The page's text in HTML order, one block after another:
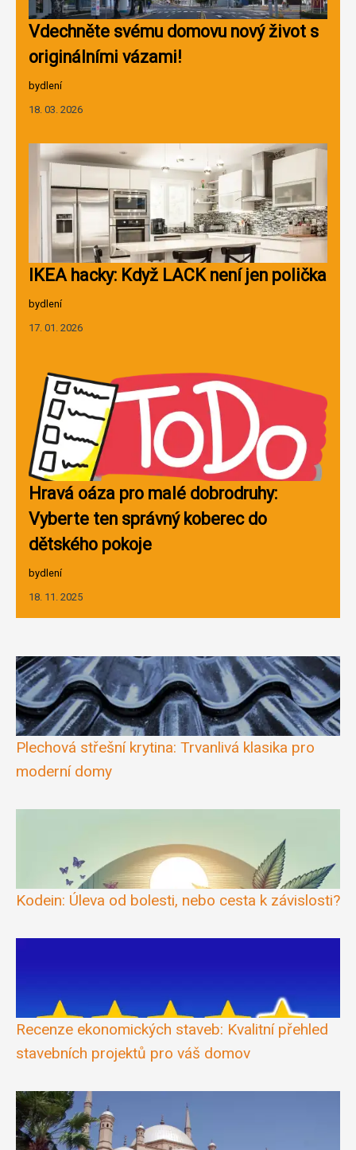
Vdechněte svému domovu nový život s
originálními vázami!
bydlení
18. 03. 2026
IKEA hacky: Když LACK není jen polička
bydlení
17. 01. 2026
Hravá oáza pro malé dobrodruhy:
Vyberte ten správný koberec do
dětského pokoje
bydlení
18. 11. 2025
Plechová střešní krytina: Trvanlivá klasika pro
moderní domy
Kodein: Úleva od bolesti, nebo cesta k závislosti?
Recenze ekonomických staveb: Kvalitní přehled
stavebních projektů pro váš domov